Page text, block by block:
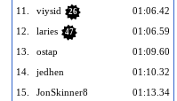
11.
viysid 26
01:06.42
12.
laries 47
01:06.59
13.
ostap
01:09.60
14.
jedhen
01:10.32
15.
JonSkinner8
01:13.34